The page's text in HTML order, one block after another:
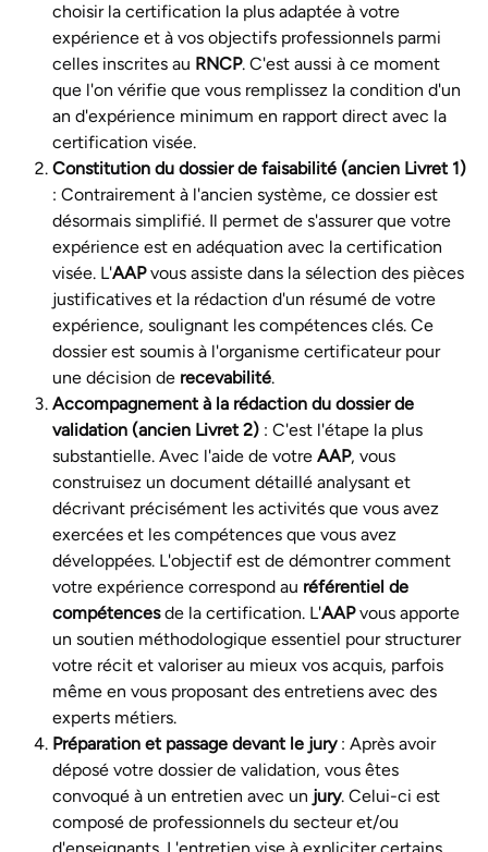
choisir la certification la plus adaptée à votre
expérience et à vos objectifs professionnels parmi
celles inscrites au RNCP. C'est aussi à ce moment
que l'on vérifie que vous remplissez la condition d'un
an d'expérience minimum en rapport direct avec la
certification visée.
Constitution du dossier de faisabilité (ancien Livret 1)
: Contrairement à l'ancien système, ce dossier est
désormais simplifié. Il permet de s'assurer que votre
expérience est en adéquation avec la certification
visée. L'AAPvous assiste dans la sélection des pièces
justificatives et la rédaction d'un résumé de votre
expérience, soulignant les compétences clés. Ce
dossier est soumis à l'organisme certificateur pour
une décision de recevabilité.
Accompagnement à la rédaction du dossier de
validation (ancien Livret 2) : C'est l'étape la plus
substantielle. Avec l'aide de votre AAP, vous
construisez un document détaillé analysant et
décrivant précisément les activités que vous avez
exercées et les compétences que vous avez
développées. L'objectif est de démontrer comment
votre expérience correspond au référentiel de
compétencesde la certification. L'AAPvous apporte
un soutien méthodologique essentiel pour structurer
votre récit et valoriser au mieux vos acquis, parfois
même en vous proposant des entretiens avec des
experts métiers.
Préparation et passage devant le jury: Après avoir
déposé votre dossier de validation, vous êtes
convoqué à un entretien avec un jury. Celui-ci est
composé de professionnels du secteur et/ou